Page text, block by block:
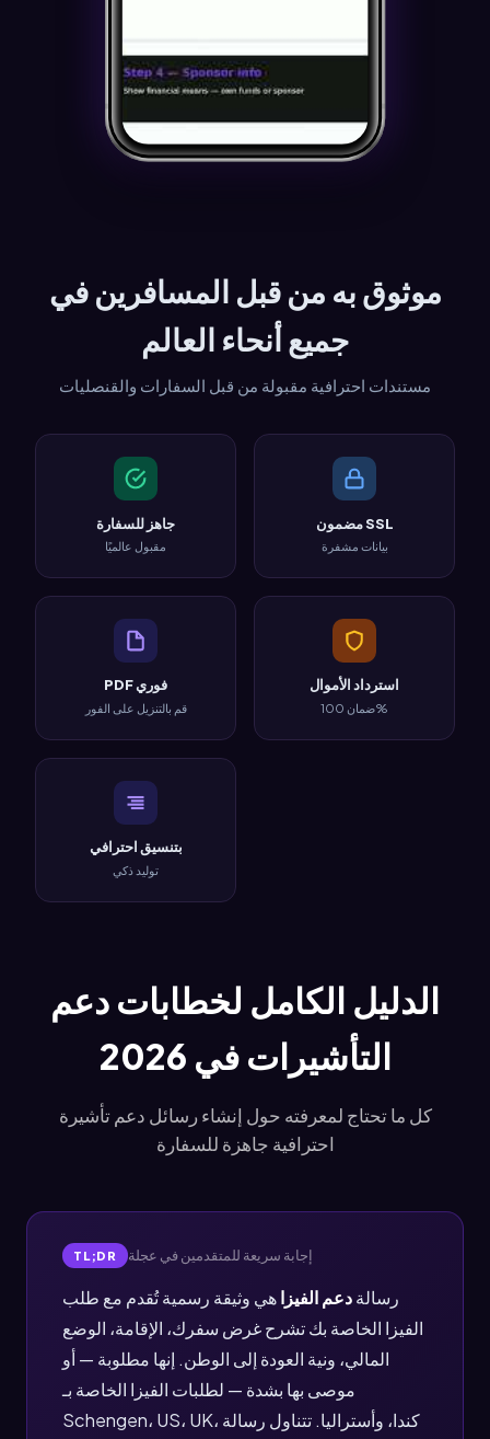
موثوق به من قبل المسافرين في
جميع أنحاء العالم
مستندات احترافية مقبولة من قبل السفارات والقنصليات
جاهز للسفارة
مقبول عالميًا
مضمون SSL
بيانات مشفرة
PDF فوري
قم بالتنزيل على الفور
استرداد الأموال
ضمان 100%
بتنسيق احترافي
توليد ذكي
الدليل الكامل لخطابات دعم
التأشيرات في 2026
كل ما تحتاج لمعرفته حول إنشاء رسائل دعم تأشيرة
احترافية جاهزة للسفارة
TL;DR إجابة سريعة للمتقدمين في عجلة
رسالةدعم الفيزاهي وثيقة رسمية تُقدم مع طلب
الفيزا الخاصة بك تشرح غرض سفرك، الإقامة، الوضع
المالي، ونية العودة إلى الوطن. إنها مطلوبة — أو
موصى بها بشدة — لطلبات الفيزا الخاصة بـ
Schengen، US، UK، كندا، وأستراليا. تتناول رسالة